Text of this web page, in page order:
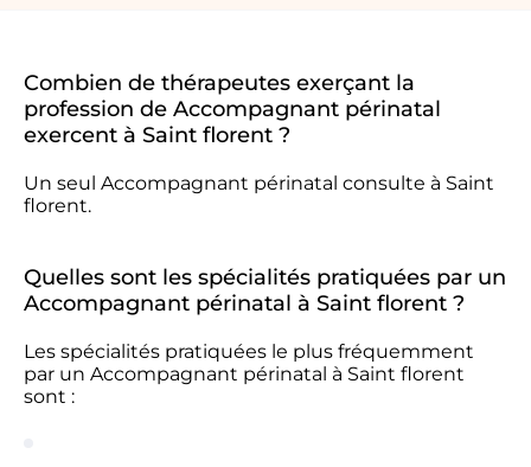
Combien de thérapeutes exerçant la
profession de Accompagnant périnatal
exercent à Saint florent ?
Un seul Accompagnant périnatal consulte à Saint
florent.
Quelles sont les spécialités pratiquées par un
Accompagnant périnatal à Saint florent ?
Les spécialités pratiquées le plus fréquemment
par un Accompagnant périnatal à Saint florent
sont :